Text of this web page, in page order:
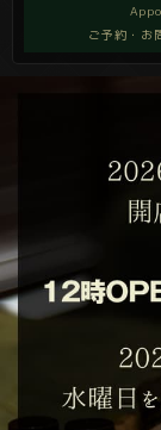
ご予約・お